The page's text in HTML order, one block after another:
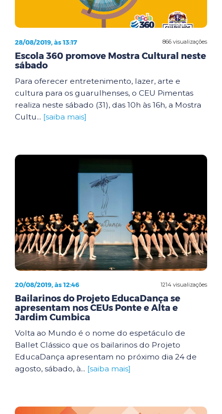
866 visualizações
28/08/2019, às 13:17
Escola 360 promove Mostra Cultural neste
sábado
Para oferecer entretenimento, lazer, arte e
cultura para os guarulhenses, o CEU Pimentas
realiza neste sábado (31), das 10h às 16h, a Mostra
Cultu... [saiba mais]
1214 visualizações
20/08/2019, às 12:46
Bailarinos do Projeto EducaDança se
apresentam nos CEUs Ponte e Alta e
Jardim Cumbica
Volta ao Mundo é o nome do espetáculo de
Ballet Clássico que os bailarinos do Projeto
EducaDança apresentam no próximo dia 24 de
agosto, sábado, à... [saiba mais]